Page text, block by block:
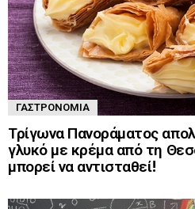
ΓΑΣΤΡΟΝΟΜΊΑ
Τρίγωνα Πανοράματος
γλυκό με κρέμα από τη
μπορεί να αντισταθεί!